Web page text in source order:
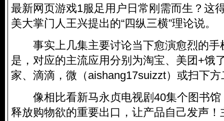
最新网页游戏1服足用户日常刚需而生？这
美大掌门人王兴提出的“四纵三横”理论说。
事实上几集主要讨论当下愈演愈烈的手
是，对应的主流应用分别为淘宝、美团+饿
家、滴滴，微（aishang17suizzt）或扫下
像相比看新马永贞电视剧40集个图书馆
释放购物欲的重要出口，让产品自己发声